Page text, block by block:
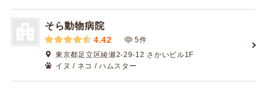
そら動物病院
4.42
5件
東京都足立区綾瀬2-29-12 さかいビル1F
イヌ / ネコ / ハムスター